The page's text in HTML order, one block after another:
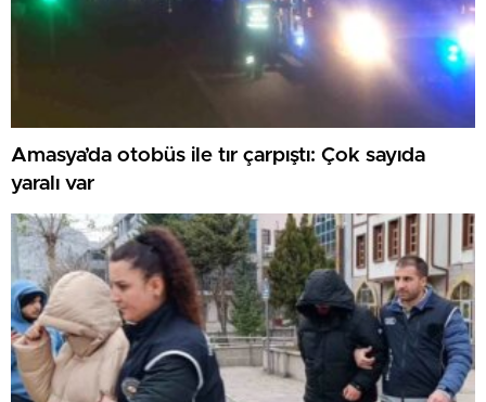
Amasya’da otobüs ile tır çarpıştı: Çok sayıda
yaralı var